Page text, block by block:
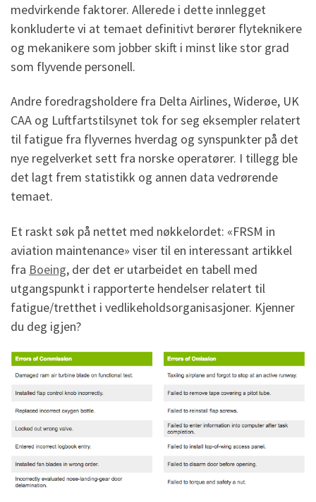
medvirkende faktorer. Allerede i dette innlegget
konkluderte vi at temaet definitivt berører flyteknikere
og mekanikere som jobber skift i minst like stor grad
som flyvende personell.
Andre foredragsholdere fra Delta Airlines, Widerøe, UK
CAA og Luftfartstilsynet tok for seg eksempler relatert
til fatigue fra flyvernes hverdag og synspunkter på det
nye regelverket sett fra norske operatører. I tillegg ble
det lagt frem statistikk og annen data vedrørende
temaet.
Et raskt søk på nettet med nøkkelordet: «FRSM in
aviation maintenance» viser til en interessant artikkel
fra Boeing, der det er utarbeidet en tabell med
utgangspunkt i rapporterte hendelser relatert til
fatigue/tretthet i vedlikeholdsorganisasjoner. Kjenner
du deg igjen?